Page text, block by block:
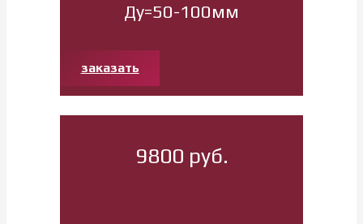
Ду=50-100мм
заказать
9800 руб.